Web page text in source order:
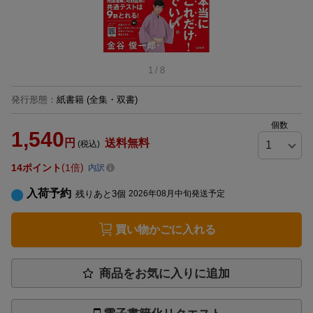
1 / 8
発行形態 ： 紙書籍 (全集・双書)
1,540 円 (税込) 送料無料
個数
14ポイント 1倍 内訳
入荷予約 残りあと 3個 2026年08月中旬発送予定
買い物かごに入れる
商品をお気に入りに追加